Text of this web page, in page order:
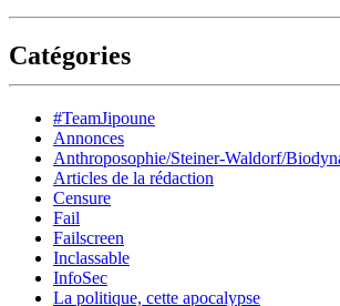
Catégories
#TeamJipoune
Annonces
Anthroposophie/Steiner-Waldorf/
Articles de la rédaction
Censure
Fail
Failscreen
Inclassable
InfoSec
La politique, cette apocalypse